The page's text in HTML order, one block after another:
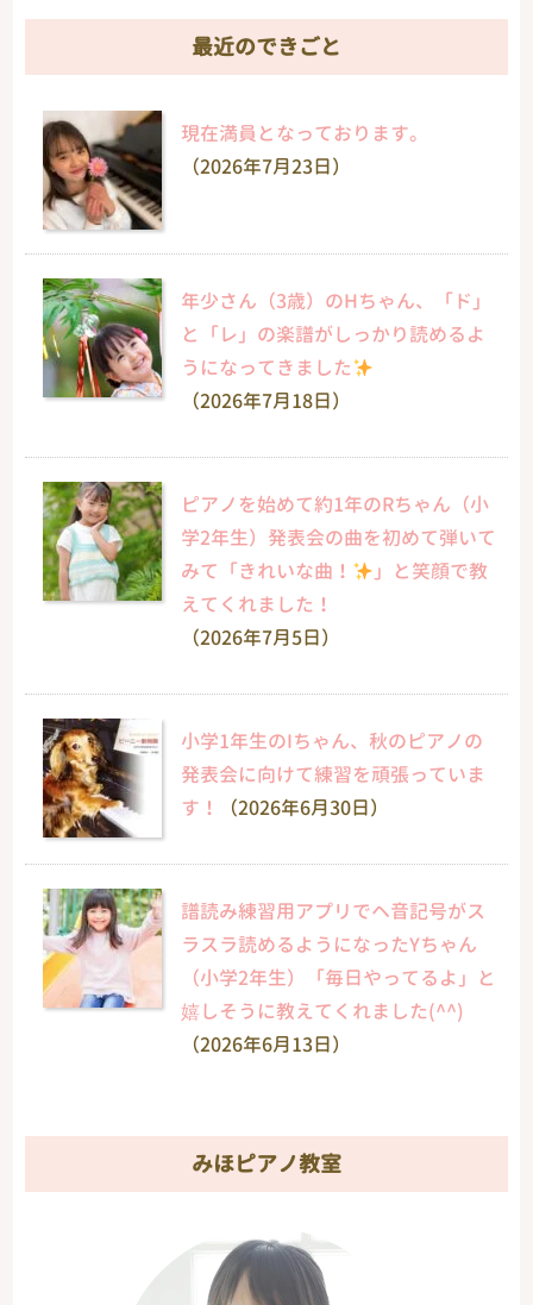
最近のできごと
現在満員となっております。
（2026年7月23日）
年少さん（3歳）のHちゃん、「ド」
と「レ」の楽譜がしっかり読めるよ
うになってきました
（2026年7月18日）
ピアノを始めて約1年のRちゃん（小
学2年生）発表会の曲を初めて弾いて
みて「きれいな曲！
」と笑顔で教
えてくれました！
（2026年7月5日）
小学1年生のIちゃん、秋のピアノの
発表会に向けて練習を頑張っていま
す！
（2026年6月30日）
譜読み練習用アプリでヘ音記号がス
ラスラ読めるようになったYちゃん
（小学2年生）「毎日やってるよ」と
嬉しそうに教えてくれました(^^)
（2026年6月13日）
みほピアノ教室